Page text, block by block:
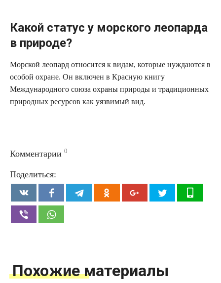
Какой статус у морского леопарда
в природе?
Морской леопард относится к видам, которые нуждаются в
особой охране. Он включен в Красную книгу
Международного союза охраны природы и традиционных
природных ресурсов как уязвимый вид.
Комментарии 0
Поделиться:
Похожие материалы